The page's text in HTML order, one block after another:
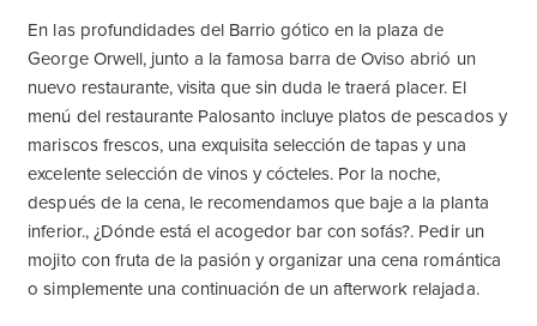
En las profundidades del Barrio gótico en la plaza de
George Orwell, junto a la famosa barra de Oviso abrió un
nuevo restaurante, visita que sin duda le traerá placer. El
menú del restaurante Palosanto incluye platos de pescados y
mariscos frescos, una exquisita selección de tapas y una
excelente selección de vinos y cócteles. Por la noche,
después de la cena, le recomendamos que baje a la planta
inferior., ¿Dónde está el acogedor bar con sofás?. Pedir un
mojito con fruta de la pasión y organizar una cena romántica
o simplemente una continuación de un afterwork relajada.